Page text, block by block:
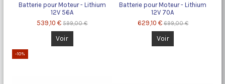
Batterie pour Moteur - Lithium
12V 56A
539,10 €599,00 €
Voir
Batterie pour Moteur - Lithium
12V 70A
629,10 €699,00 €
Voir
-10%